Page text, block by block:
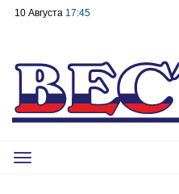
10 Августа 17:45
Toggle